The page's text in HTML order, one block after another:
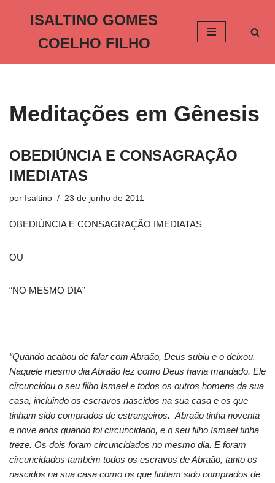
o
ISALTINO GOMES
COELHO FILHO
Meditações em Gênesis
OBEDIÚNCIA E CONSAGRAÇÃO
IMEDIATAS
por Isaltino 23 de junho de 2011
OBEDIÚNCIA E CONSAGRAÇÃO IMEDIATAS
OU
“NO MESMO DIA”
“Quando acabou de falar com Abraão, Deus subiu e o deixou.
Naquele mesmo dia Abraão fez como Deus havia mandado. Ele
circuncidou o seu filho Ismael e todos os outros homens da sua
casa, incluindo os escravos nascidos na sua casa e os que
tinham sido comprados de estrangeiros. Abraão tinha noventa
e nove anos quando foi circuncidado, e o seu filho Ismael tinha
treze. Os dois foram circuncidados no mesmo dia. E foram
circuncidados também todos os escravos de Abraão, tanto os
nascidos na sua casa como os que tinham sido comprados de